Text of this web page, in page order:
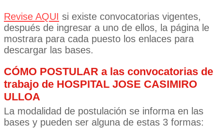
Revise AQUI si existe convocatorias vigentes,
después de ingresar a uno de ellos, la página le
mostrara para cada puesto los enlaces para
descargar las bases.
CÓMO POSTULAR a las convocatorias de
trabajo de HOSPITAL JOSE CASIMIRO
ULLOA
La modalidad de postulación se informa en las
bases y pueden ser alguna de estas 3 formas: